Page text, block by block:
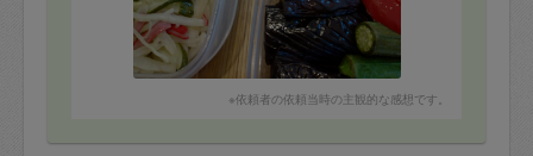
※依頼者の依頼当時の主観的な感想です。